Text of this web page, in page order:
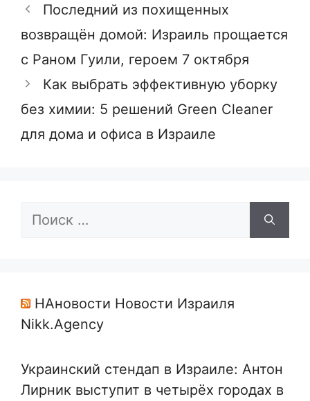
Последний из похищенных
возвращён домой: Израиль прощается
с Раном Гуили, героем 7 октября
Как выбрать эффективную уборку
без химии: 5 решений Green Cleaner
для дома и офиса в Израиле
Поиск:
НАновости Новости Израиля
Nikk.Agency
Украинский стендап в Израиле: Антон
Лирник выступит в четырёх городах в